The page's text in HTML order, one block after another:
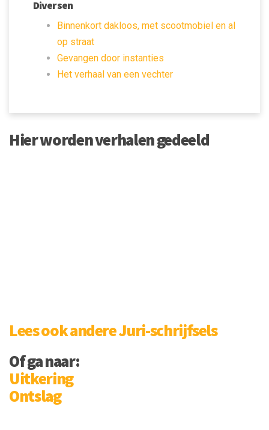
Diversen
Binnenkort dakloos, met scootmobiel en al
op straat
Gevangen door instanties
Het verhaal van een vechter
Hier worden verhalen gedeeld
Lees ook andere Juri-schrijfsels
Of ga naar:
Uitkering
Ontslag